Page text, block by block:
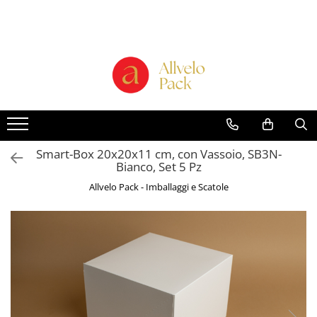
Scatole per Panettone e Torte
Scatole per Panettone e Torte con
Finestra
Scatole per Panettone e Torte
senza Finestra
Scatole Alte con Finestra per
Scatole Alte senza Finestra per Mini
Smart-Box 20x20x11 cm, con Vassoio, SB3N-
Bianco, Set 5 Pz
Allvelo Pack - Imballaggi e Scatole